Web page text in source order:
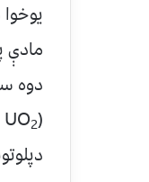
مادې
(natural UO
2